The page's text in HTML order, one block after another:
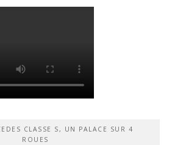
CLASSE S, UN PALACE SUR 4
ROUES